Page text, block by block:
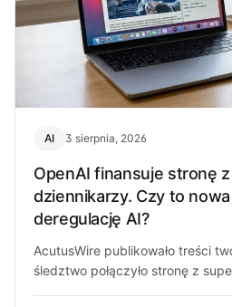
AI 3 sierpnia, 2026
OpenAI finansuje stronę
dziennikarzy. Czy to
deregulację AI?
AcutusWire publikowało treści
śledztwo połączyło stronę z